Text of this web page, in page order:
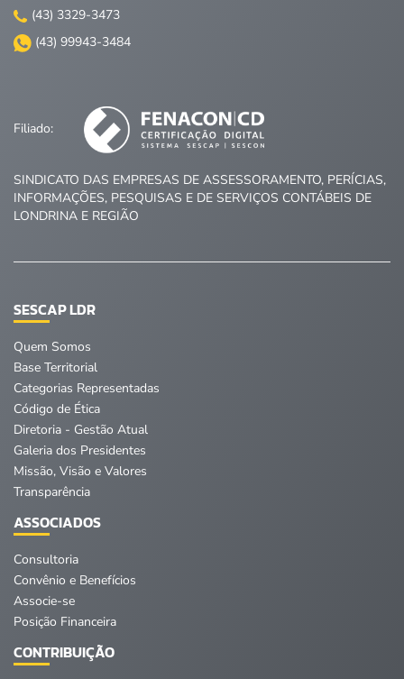
(43) 3329-3473
(43) 99943-3484
Filiado:
SINDICATO DAS EMPRESAS DE ASSESSORAMENTO, PERÍCIAS,
INFORMAÇÕES, PESQUISAS E DE SERVIÇOS CONTÁBEIS DE
LONDRINA E REGIÃO
SESCAP LDR
Quem Somos
Base Territorial
Categorias Representadas
Código de Ética
Diretoria - Gestão Atual
Galeria dos Presidentes
Missão, Visão e Valores
Transparência
ASSOCIADOS
Consultoria
Convênio e Benefícios
Associe-se
Posição Financeira
CONTRIBUIÇÃO